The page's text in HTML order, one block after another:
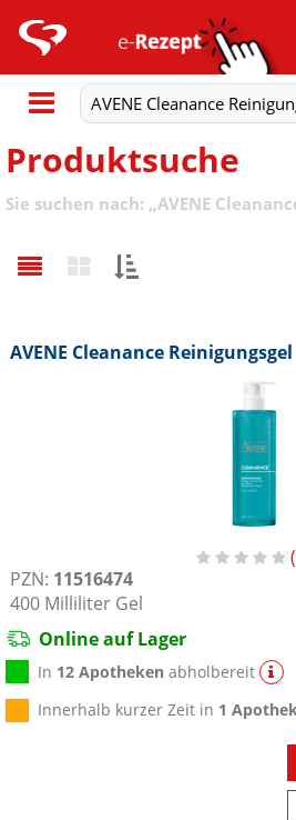
Produktsuche
Sie suchen nach: „AVENE
AVENE Cleanance Reinigungsgel
PZN: 11516474
400 Milliliter Gel
Online auf Lager
In 12 Apotheken abholbereit
Innerhalb kurzer Zeit in 1